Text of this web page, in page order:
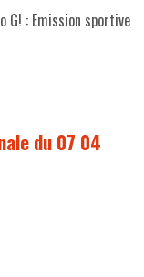
G! : Emission
du 07 04